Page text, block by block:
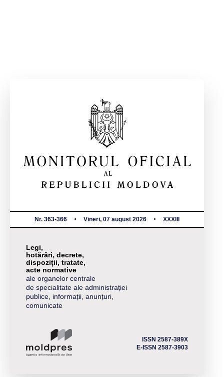
Nr. 363-366 Vineri, 07 august 2026 XXXIII
Legi,
hotărâri, decrete,
dispoziții, tratate,
acte normative
ale organelor centrale
de specialitate ale administrației
publice, informații, anunțuri,
comunicate
ISSN 2587-389X
E-ISSN 2587-3903